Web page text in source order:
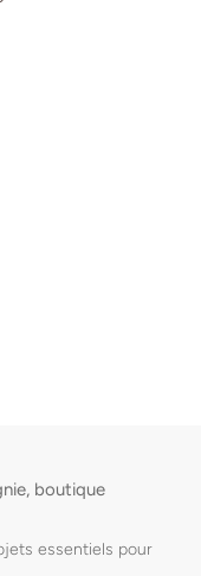
boutique
essentiels pour